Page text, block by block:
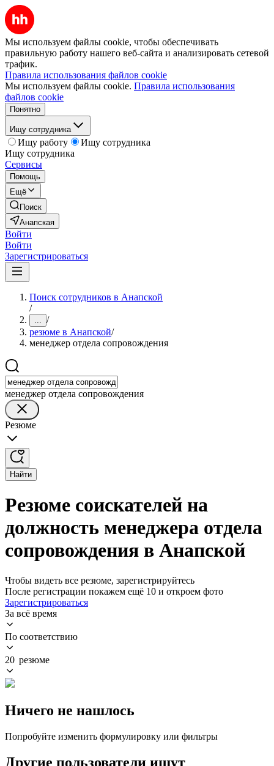
Мы используем файлы cookie, чтобы обеспечивать
правильную работу нашего веб-сайта и анализировать сетевой
трафик.
Правила использования файлов cookie
Мы используем файлы cookie. Правила использования
файлов cookie
Понятно
Ищу сотрудника
Ищу работу
Ищу сотрудника
Ищу сотрудника
Сервисы
Помощь
Ещё
Поиск
Анапская
Войти
Войти
Зарегистрироваться
Поиск сотрудников в Анапской
/
... /
резюме в Анапской/
менеджер отдела сопровождения
менеджер отдела сопровождения
Резюме
Найти
Резюме соискателей на
должность менеджера отдела
сопровождения в Анапской
Чтобы видеть все резюме, зарегистрируйтесь
После регистрации покажем ещё 10 и откроем фото
Зарегистрироваться
За всё время
По соответствию
20 резюме
Ничего не нашлось
Попробуйте изменить формулировку или фильтры
Другие пользователи ищут